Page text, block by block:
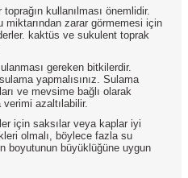
kullanılması önemlidir.
miktarından zarar görmemesi için
kaktüs ve sukulent toprak
gereken bitkilerdir.
yapmalısınız. Sulama
ve mevsime bağlı olarak
azaltılabilir.
için saksılar veya kaplar iyi
olmalı, böylece fazla su
boyutunun büyüklüğüne uygun